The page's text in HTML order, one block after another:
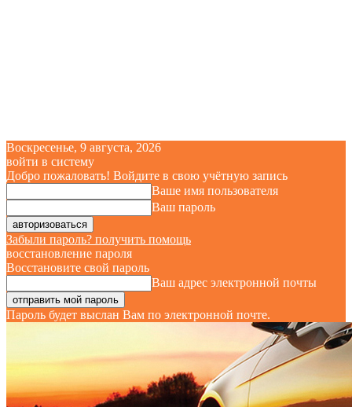
Воскресенье, 9 августа, 2026
войти в систему
Добро пожаловать! Войдите в свою учётную запись
Ваше имя пользователя
Ваш пароль
Забыли пароль? получить помощь
восстановление пароля
Восстановите свой пароль
Ваш адрес электронной почты
Пароль будет выслан Вам по электронной почте.